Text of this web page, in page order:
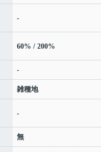
-
60% / 200%
-
雑種地
-
無